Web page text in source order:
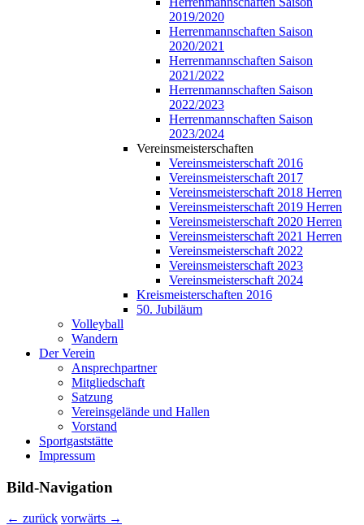
2019/2020
Herrenmannschaften Saison
2020/2021
Herrenmannschaften Saison
2021/2022
Herrenmannschaften Saison
2022/2023
Herrenmannschaften Saison
2023/2024
Vereinsmeisterschaften
Vereinsmeisterschaft 2016
Vereinsmeisterschaft 2017
Vereinsmeisterschaft 2018 Herren
Vereinsmeisterschaft 2019 Herren
Vereinsmeisterschaft 2020 Herren
Vereinsmeisterschaft 2021 Herren
Vereinsmeisterschaft 2022
Vereinsmeisterschaft 2023
Vereinsmeisterschaft 2024
Kreismeisterschaften 2016
50. Jubiläum
Volleyball
Wandern
Der Verein
Ansprechpartner
Mitgliedschaft
Satzung
Vereinsgelände und Hallen
Vorstand
Sportgaststätte
Impressum
Bild-Navigation
← zurück vorwärts →